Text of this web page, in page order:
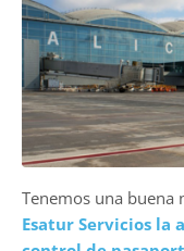
Tenemos una buena
Esatur Servicios la